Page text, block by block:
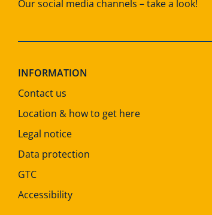
Our social media channels – take a look!
INFORMATION
Contact us
Location & how to get here
Legal notice
Data protection
GTC
Accessibility